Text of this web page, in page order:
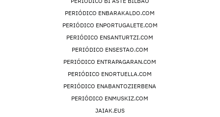
PERIÓDICO ENBARAKALDO.COM
PERIÓDICO ENPORTUGALETE.COM
PERIÓDICO ENSANTURTZI.COM
PERIÓDICO ENSESTAO.COM
PERIÓDICO ENTRAPAGARAN.COM
PERIÓDICO ENORTUELLA.COM
PERIÓDICO ENABANTOZIERBENA
PERIÓDICO ENMUSKIZ.COM
JAIAK.EUS